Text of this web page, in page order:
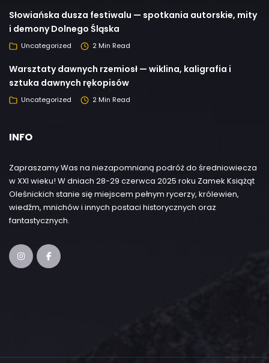
Słowiańska dusza festiwalu — spotkania autorskie, mity
i demony Dolnego Śląska
Uncategorized 2 Min Read
Warsztaty dawnych rzemiosł — wiklina, kaligrafia i
sztuka dawnych rękopisów
Uncategorized 2 Min Read
INFO
Zapraszamy Was na niezapomnianą podróż do średniowiecza
w XXI wieku! W dniach 28-29 czerwca 2025 roku Zamek Książąt
Oleśnickich stanie się miejscem pełnym rycerzy, królewien,
wiedźm, mnichów i innych postaci historycznych oraz
fantastycznych.